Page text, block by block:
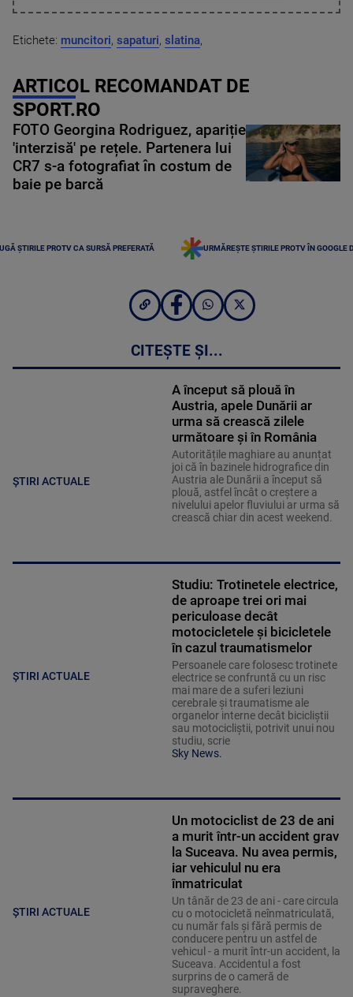
Etichete: muncitori, sapaturi, slatina,
ARTICOL RECOMANDAT DE
SPORT.RO
FOTO Georgina Rodriguez, apariție
'interzisă' pe rețele. Partenera lui
CR7 s-a fotografiat în costum de
baie pe barcă
ȘTIRILE PROTV CA SURSĂ PREFERATĂ URMĂREȘTE ȘTIRILE PROTV ÎN GOOGLE
CITEȘTE ȘI...
ȘTIRI ACTUALE
A început să plouă în
Austria, apele Dunării ar
urma să crească zilele
următoare și în România
Autoritățile maghiare au anunțat
joi că în bazinele hidrografice din
Austria ale Dunării a început să
plouă, astfel încât o creștere a
nivelului apelor fluviului ar urma să
crească chiar din acest weekend.
ȘTIRI ACTUALE
Studiu: Trotinetele electrice,
de aproape trei ori mai
periculoase decât
motocicletele și bicicletele
în cazul traumatismelor
Persoanele care folosesc trotinete
electrice se confruntă cu un risc
mai mare de a suferi leziuni
cerebrale și traumatisme ale
organelor interne decât bicicliștii
sau motocicliștii, potrivit unui nou
studiu, scrie
Sky News.
ȘTIRI ACTUALE
Un motociclist de 23 de ani
a murit într-un accident grav
la Suceava. Nu avea permis,
iar vehiculul nu era
înmatriculat
Un tânăr de 23 de ani - care circula
cu o motocicletă neînmatriculată,
cu număr fals și fără permis de
conducere pentru un astfel de
vehicul - a murit într-un accident, la
Suceava. Accidentul a fost
surprins de o cameră de
supraveghere.